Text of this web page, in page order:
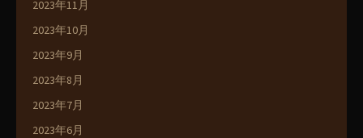
2023年11月
2023年10月
2023年9月
2023年8月
2023年7月
2023年6月